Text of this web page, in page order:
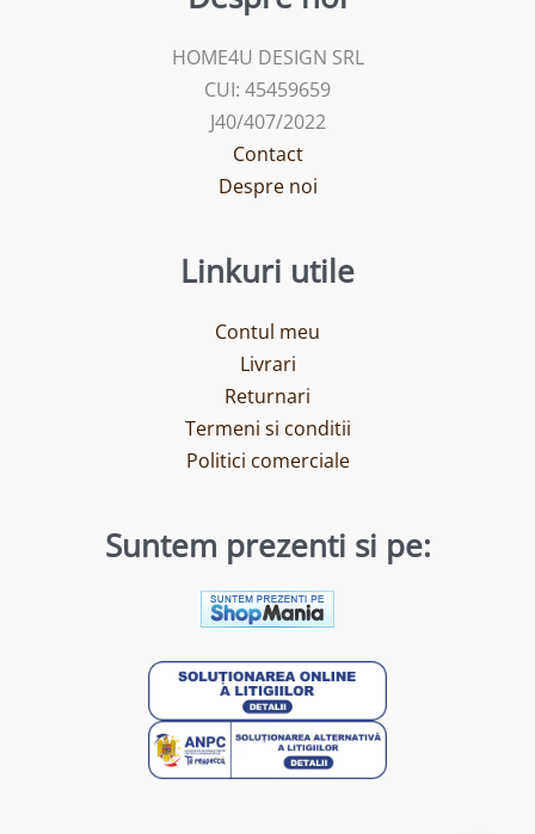
HOME4U DESIGN SRL
CUI: 45459659
J40/407/2022
Contact
Despre noi
Linkuri utile
Contul meu
Livrari
Returnari
Termeni si conditii
Politici comerciale
Suntem prezenti si pe: